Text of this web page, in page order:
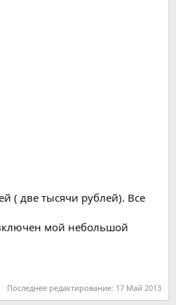
( две тысячи рублей). Все
включен мой небольшой
Последнее редактирование: 17 Май 2013